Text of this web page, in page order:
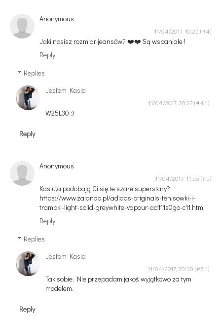
Anonymous
11/04/2017, 10:25
Jaki nosisz rozmiar jeansów? ❤️❤️ Są wspaniałe !
Reply
Replies
Jestem Kasia
11/04/2017, 20:22
W25L30 :)
Reply
Anonymous
11/04/2017, 11:56
Kasiu,a podobają Ci się te szare superstary?
https://www.zalando.pl/adidas-originals-tenisowki-i-
trampki-light-solid-greywhite-vapour-ad111s0go-c11.html
Reply
Replies
Jestem Kasia
11/04/2017, 20:30
Tak sobie. Nie przepadam jakoś wyjątkowo za tym
modelem.
Reply